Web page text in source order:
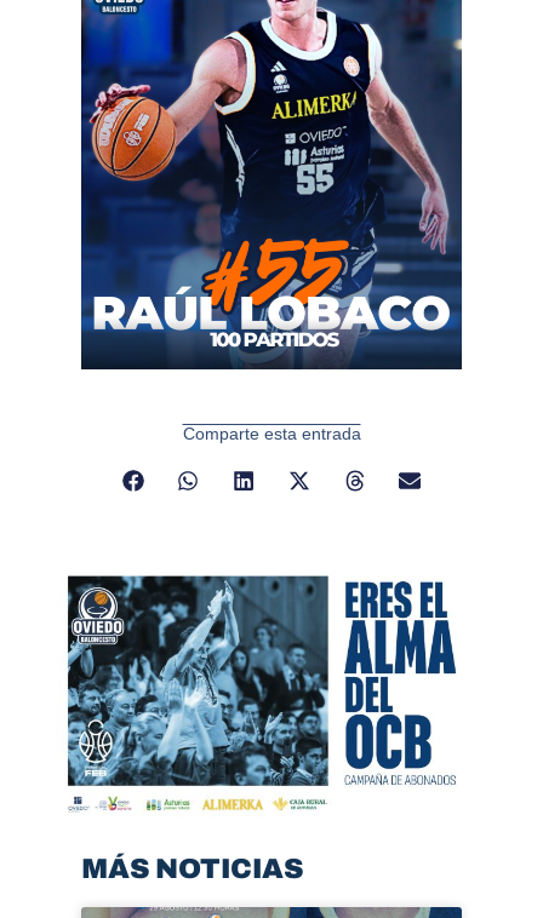
Comparte esta entrada
MÁS NOTICIAS